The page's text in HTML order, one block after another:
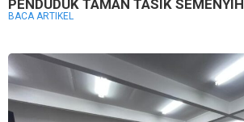
PENDUDUK TAMAN TASIK SEMENYIH
BACA ARTIKEL